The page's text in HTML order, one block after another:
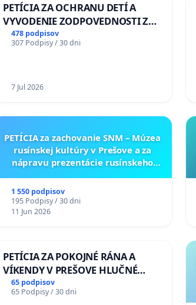
PETÍCIA ZA OCHRANU DETÍ A
VYVODENIE ZODPOVEDNOSTI ZA
DLHOROČNÚ NEČINNOSŤ A
ZLYHANIE ŠTÁTU
478 podpisov
307 Podpisy / 30 dni
7 Jul 2026
PETÍCIA za zachovanie SNM – Múzea
rusínskej kultúry v Prešove a za
nápravu prezentácie rusínskeho
Múzeu ukrajinskej kultúry vo
Svidníku
1 550 podpisov
195 Podpisy / 30 dni
11 Jun 2026
PETÍCIA ZA POKOJNÉ RÁNA A
VÍKENDY V PREŠOVE HLUČNÉ
STAVEBNÉ PRÁCE V SOBOTU LEN
OD 9.00 DO 13.00 HOD., CEZ
65 podpisov
65 Podpisy / 30 dni